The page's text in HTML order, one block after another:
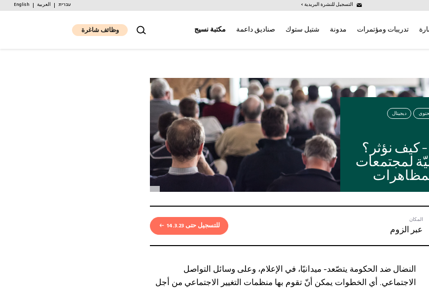
التسجيل للنشرة البريدية > עברית العربية English
تدريبات ومؤتمرات مدونة شتيل ستوك صناديق داعمة مكتبة نسيج وظائف شاغرة
ديجيتال
كيف نؤثر؟
لمجتمعات
المكان
عبر الزوم للتسجيل حتى 14.3.23
النضال ضد الحكومة يتصّعد- ميدانيًا، في الإعلام، وعلى وسائل التواصل
الاجتماعي. أي الخطوات يمكن أنّ تقوم بها منظمات التغيير الاجتماعي من أجل